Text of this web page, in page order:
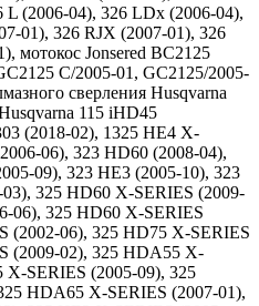
L (2006-04), 326 LDx (2006-04),
01), 326 RJX (2007-01), 326
мотокос Jonsered BC2125
C/2005-01, GC2125/2005-
сверления Husqvarna
115 iHD45
(2018-02), 1325 HE4 X-
06), 323 HD60 (2008-04),
09), 323 HE3 (2005-10), 323
325 HD60 X-SERIES (2009-
06), 325 HD60 X-SERIES
(2002-06), 325 HD75 X-SERIES
(2009-02), 325 HDA55 X-
SERIES (2005-09), 325
HDA65 X-SERIES (2007-01),